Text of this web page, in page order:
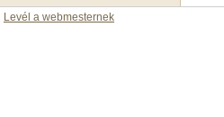
Levél a webmesternek